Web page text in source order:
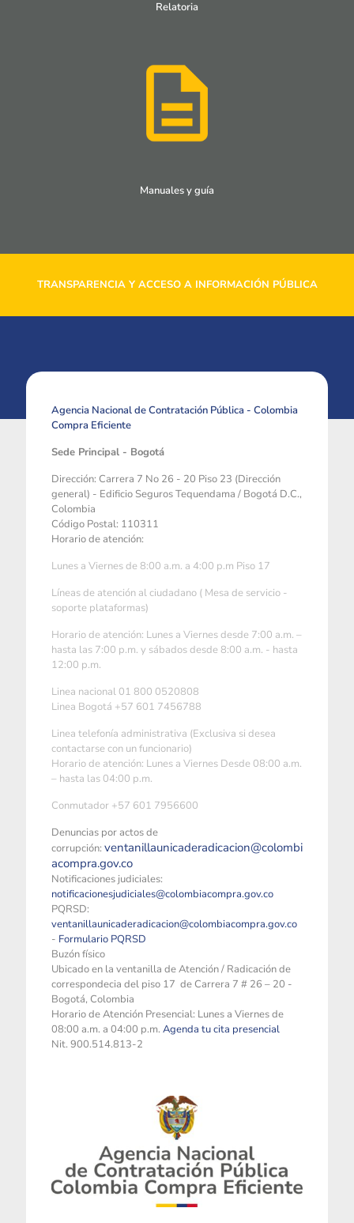
Relatoria
Manuales y guía
TRANSPARENCIA Y ACCESO A INFORMACIÓN PÚBLICA
Agencia Nacional de Contratación Pública - Colombia
Compra Eficiente
Sede Principal - Bogotá
Dirección: Carrera 7 No 26 - 20 Piso 23 (Dirección
general) - Edificio Seguros Tequendama / Bogotá D.C.,
Colombia
Código Postal: 110311
Horario de atención:
Lunes a Viernes de 8:00 a.m. a 4:00 p.m Piso 17
Líneas de atención al ciudadano ( Mesa de servicio -
soporte plataformas)
Horario de atención: Lunes a Viernes desde 7:00 a.m. –
hasta las 7:00 p.m. y sábados desde 8:00 a.m. - hasta
12:00 p.m.
Linea nacional 01 800 0520808
Linea Bogotá +57 601 7456788
Linea telefonía administrativa (Exclusiva si desea
contactarse con un funcionario)
Horario de atención: Lunes a Viernes Desde 08:00 a.m.
– hasta las 04:00 p.m.
Conmutador +57 601 7956600
Denuncias por actos de
corrupción: ventanillaunicaderadicacion@colombi
acompra.gov.co
Notificaciones judiciales:
notificacionesjudiciales@colombiacompra.gov.co
PQRSD:
ventanillaunicaderadicacion@colombiacompra.gov.co
- Formulario PQRSD
Buzón físico
Ubicado en la ventanilla de Atención / Radicación de
correspondecia del piso 17 de Carrera 7 # 26 – 20 -
Bogotá, Colombia
Horario de Atención Presencial: Lunes a Viernes de
08:00 a.m. a 04:00 p.m. Agenda tu cita presencial
Nit. 900.514.813-2